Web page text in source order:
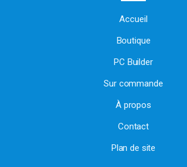
Accueil
Boutique
PC Builder
Sur commande
À propos
Contact
Plan de site